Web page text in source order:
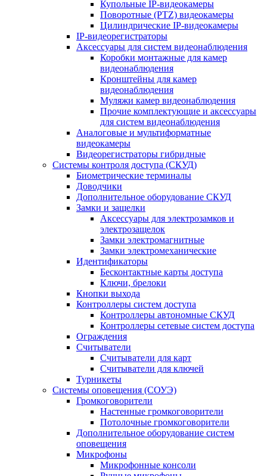
Купольные IP-видеокамеры
Поворотные (PTZ) видеокамеры
Цилиндрические IP-видеокамеры
IP-видеорегистраторы
Аксессуары для систем видеонаблюдения
Коробки монтажные для камер
видеонаблюдения
Кронштейны для камер
видеонаблюдения
Муляжи камер видеонаблюдения
Прочие комплектующие и аксессуары
для систем видеонаблюдения
Аналоговые и мультиформатные
видеокамеры
Видеорегистраторы гибридные
Системы контроля доступа (СКУД)
Биометрические терминалы
Доводчики
Дополнительное оборудование СКУД
Замки и защелки
Аксессуары для электрозамков и
электрозащелок
Замки электромагнитные
Замки электромеханические
Идентификаторы
Бесконтактные карты доступа
Ключи, брелоки
Кнопки выхода
Контроллеры систем доступа
Контроллеры автономные СКУД
Контроллеры сетевые систем доступа
Ограждения
Считыватели
Считыватели для карт
Считыватели для ключей
Турникеты
Системы оповещения (СОУЭ)
Громкоговорители
Настенные громкоговорители
Потолочные громкоговорители
Дополнительное оборудование систем
оповещения
Микрофоны
Микрофонные консоли